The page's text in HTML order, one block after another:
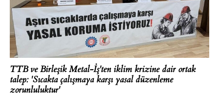
TTB ve Birleşik Metal-İş'ten iklim krizine dair ortak
talep: 'Sıcakta çalışmaya karşı yasal düzenleme
zorunluluktur'